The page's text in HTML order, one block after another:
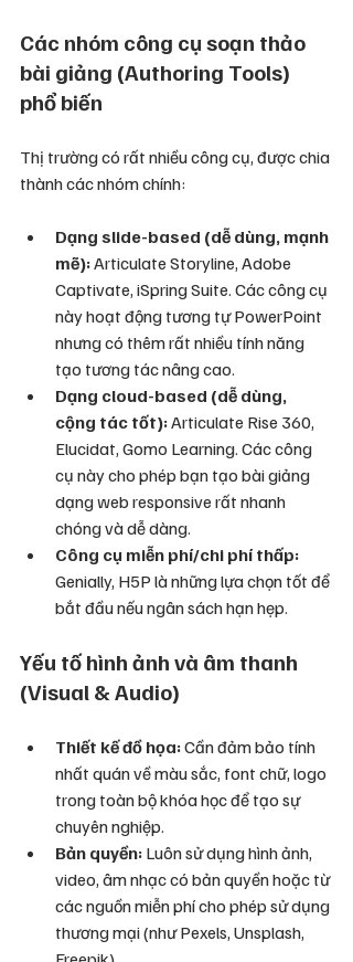
Các nhóm công cụ soạn thảo
bài giảng (Authoring Tools)
phổ biến
Thị trường có rất nhiều công cụ, được chia
thành các nhóm chính:
Dạng slide-based (dễ dùng, mạnh
mẽ): Articulate Storyline, Adobe
Captivate, iSpring Suite. Các công cụ
này hoạt động tương tự PowerPoint
nhưng có thêm rất nhiều tính năng
tạo tương tác nâng cao.
Dạng cloud-based (dễ dùng,
cộng tác tốt): Articulate Rise 360,
Elucidat, Gomo Learning. Các công
cụ này cho phép bạn tạo bài giảng
dạng web responsive rất nhanh
chóng và dễ dàng.
Công cụ miễn phí/chi phí thấp:
Genially, H5P là những lựa chọn tốt để
bắt đầu nếu ngân sách hạn hẹp.
Yếu tố hình ảnh và âm thanh
(Visual & Audio)
Thiết kế đồ họa: Cần đảm bảo tính
nhất quán về màu sắc, font chữ, logo
trong toàn bộ khóa học để tạo sự
chuyên nghiệp.
Bản quyền: Luôn sử dụng hình ảnh,
video, âm nhạc có bản quyền hoặc từ
các nguồn miễn phí cho phép sử dụng
thương mại (như Pexels, Unsplash,